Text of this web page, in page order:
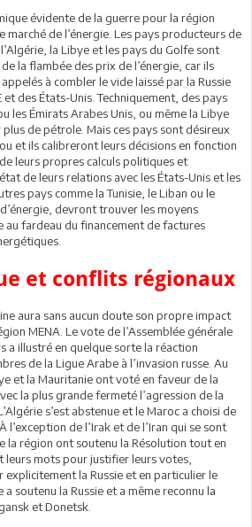
évidente de la guerre pour la région
marché de l’énergie. Les pays producteurs de
la Libye et les pays du Golfe sont
la flambée des prix de l’énergie, car ils
à combler le vide laissé par la Russie
et des États-Unis. Techniquement, des pays
les Émirats Arabes Unis, ou même la Libye
de pétrole. Mais ces pays sont désireux
et ils calibreront leurs décisions en fonction
leurs propres calculs politiques et
de leurs relations avec les États-Unis et les
pays comme la Tunisie, le Liban ou le
devront trouver les moyens
au fardeau du financement de factures
et conflits régionaux
aura sans aucun doute son propre impact
MENA. Le vote de l’Assemblée générale
a illustré en quelque sorte la réaction
de la Ligue Arabe à l’invasion russe. Au
et la Mauritanie ont voté en faveur de la
la plus grande fermeté l’agression de la
s’est abstenue et le Maroc a choisi de
l’exception de l’Irak et de l’Iran qui se sont
la région ont soutenu la Résolution tout en
leurs mots pour justifier leurs votes,
explicitement la Russie et en particulier le
soutenu la Russie et a même reconnu la
et Donetsk.